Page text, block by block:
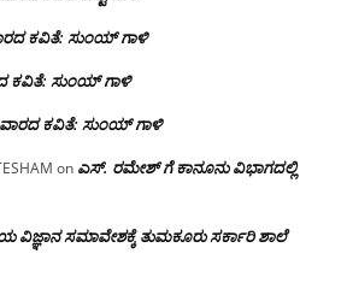
ಕವಿತೆ: ಸುಂಯ್ ಗಾಳಿ
ಕವಿತೆ: ಸುಂಯ್ ಗಾಳಿ
ಕವಿತೆ: ಸುಂಯ್ ಗಾಳಿ
on ಎಸ್. ರಮೇಶ್ ಗೆ ಕಾನೂನು ವಿಭಾಗದಲ್ಲಿ
ವಿಜ್ಞಾನ ಸಮಾವೇಶಕ್ಕೆ‌ ತುಮಕೂರು ಸರ್ಕಾರಿ ಶಾಲೆ